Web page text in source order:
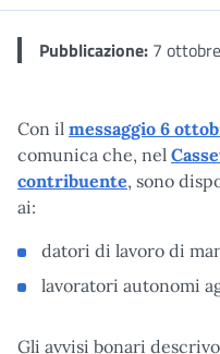
Pubblicazione: 7
Con il messaggio 6
comunica che, nel
contribuente, sono
ai:
datori di lavoro di
lavoratori autonomi
Gli avvisi bonari